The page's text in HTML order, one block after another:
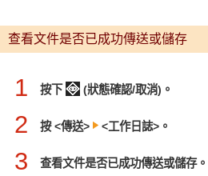
查看文件是否已成功傳送或儲存
1 按下 (狀態確認/取消)。
2 按 <傳送> <工作日誌>。
3 查看文件是否已成功傳送或儲存。